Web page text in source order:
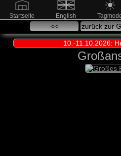
Startseite English
<< zurück zur
10.-11.10.2026: